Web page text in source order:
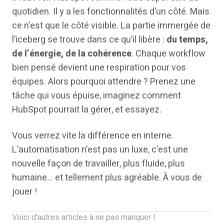
quotidien. Il y a les fonctionnalités d’un côté. Mais
ce n’est que le côté visible. La partie immergée de
l’iceberg se trouve dans ce qu’il libère : du temps,
de l’énergie, de la cohérence. Chaque workflow
bien pensé devient une respiration pour vos
équipes. Alors pourquoi attendre ? Prenez une
tâche qui vous épuise, imaginez comment
HubSpot pourrait la gérer, et essayez.
Vous verrez vite la différence en interne.
L’automatisation n’est pas un luxe, c’est une
nouvelle façon de travailler, plus fluide, plus
humaine… et tellement plus agréable. À vous de
jouer !
Voici d'autres articles à ne pas manquer !